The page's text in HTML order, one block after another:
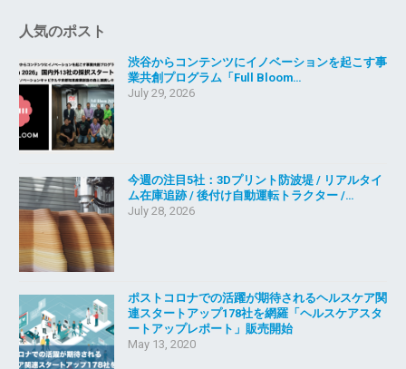
人気のポスト
渋谷からコンテンツにイノベーションを起こす事
業共創プログラム「Full Bloom…
July 29, 2026
今週の注目5社：3Dプリント防波堤 / リアルタイ
ム在庫追跡 / 後付け自動運転トラクター /…
July 28, 2026
ポストコロナでの活躍が期待されるヘルスケア関
連スタートアップ178社を網羅「ヘルスケアスタ
ートアップレポート」販売開始
May 13, 2020